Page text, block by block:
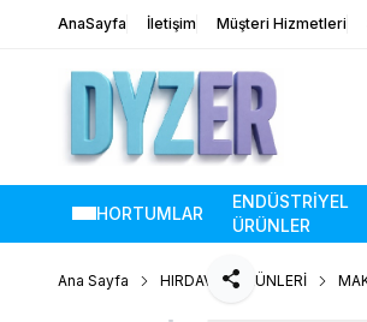
AnaSayfa İletişim Müşteri Hizmetleri
HORTUMLAR
ENDÜSTRİYEL
ÜRÜNLER
Ana Sayfa HIRDAVAT ÜRÜNLERİ
Paylaş